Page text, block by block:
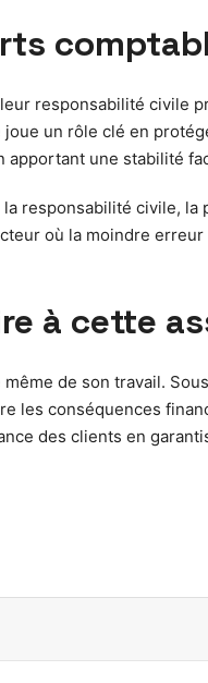
responsabilité civile
un rôle clé en
une stabilité
responsabilité civile,
où la moindre
à cette
de son travail.
les conséquences
des clients en